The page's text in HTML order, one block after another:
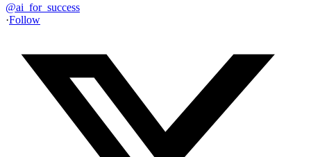
@ai_for_success
·Follow